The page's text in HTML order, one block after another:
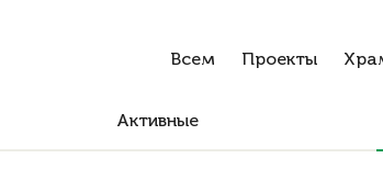
Всем Проекты
Активные